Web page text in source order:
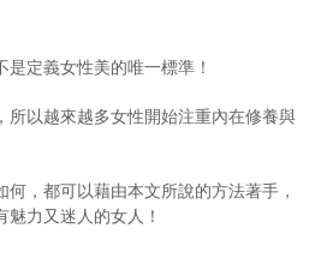
定義女性美的唯一標準！
所以越來越多女性開始注重內在修養與
，都可以藉由本文所說的方法著手，
力又迷人的女人！